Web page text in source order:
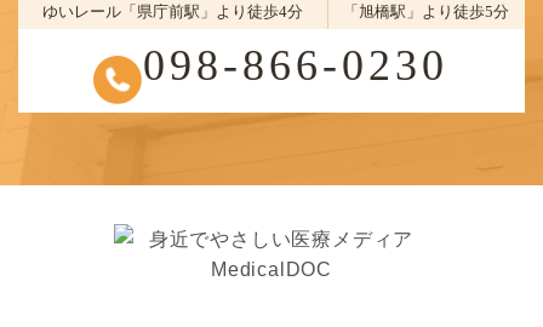
ゆいレール「県庁前駅」より徒歩4分 「旭橋駅」より徒歩5分
098-866-0230